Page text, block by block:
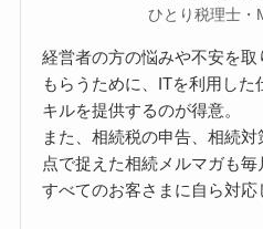
ひとり税理士・
経営者の方の悩みや不安を
もらうために、ITを利用した
キルを提供するのが得意。
また、相続税の申告、相続
点で捉えた相続メルマガも毎
すべてのお客さまに自ら対応